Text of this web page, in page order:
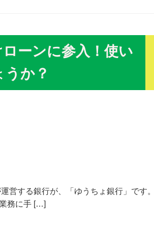
ーンに参入！使い
か？
営する銀行が、「ゆうちょ銀行」です。
務に手 […]